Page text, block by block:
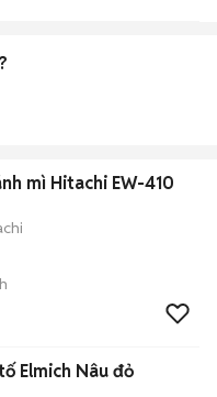
mì Hitachi EW-410
Elmich Nâu đỏ